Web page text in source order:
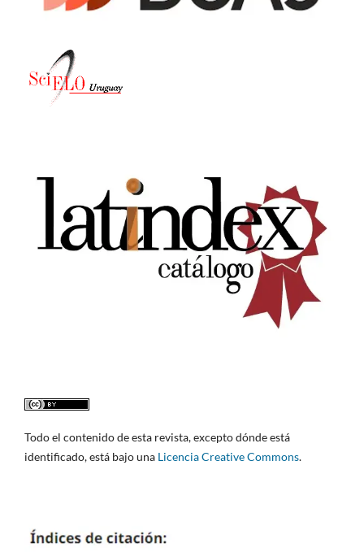
Todo el contenido de esta revista, excepto dónde está
identificado, está bajo una Licencia Creative Commons.